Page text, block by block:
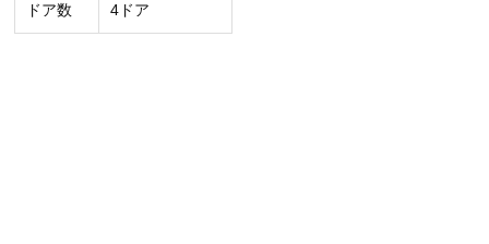
ドア数 4ドア